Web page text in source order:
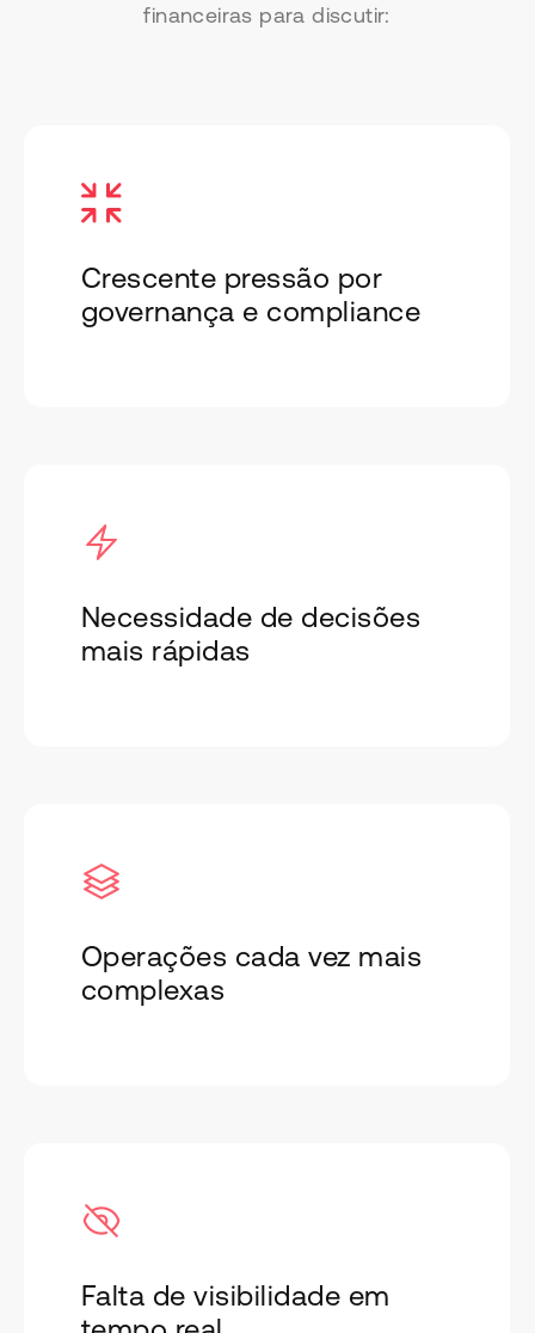
financeiras para discutir:
Crescente pressão por
governança e compliance
Necessidade de decisões
mais rápidas
Operações cada vez mais
complexas
Falta de visibilidade em